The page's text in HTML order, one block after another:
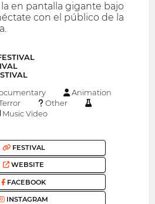
en pantalla gigante bajo
con el público de la
Animation
Other
Music Video
FESTIVAL
WEBSITE
FACEBOOK
INSTAGRAM